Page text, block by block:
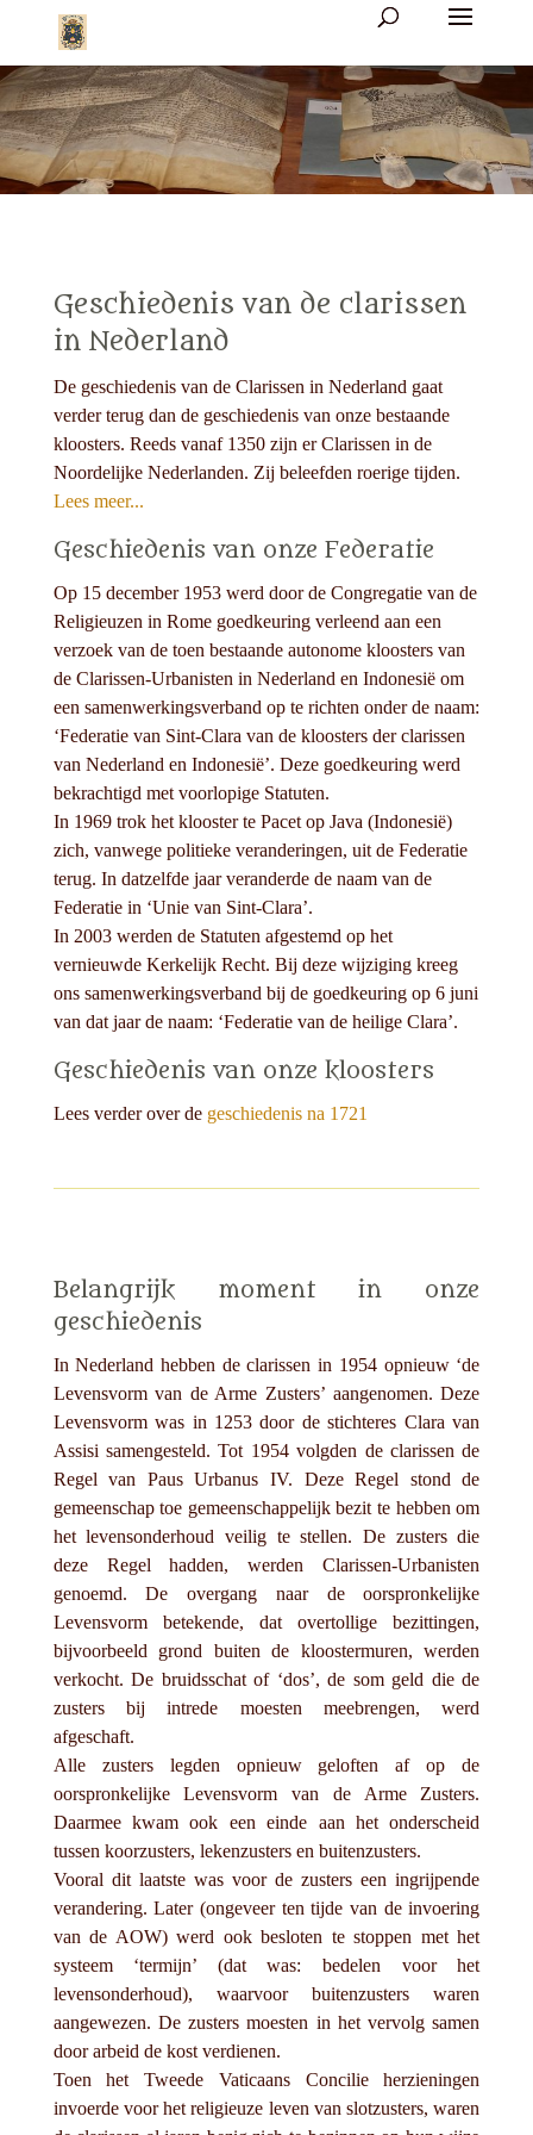
Geschiedenis van de clarissen
in Nederland
De geschiedenis van de Clarissen in Nederland gaat
verder terug dan de geschiedenis van onze bestaande
kloosters. Reeds vanaf 1350 zijn er Clarissen in de
Noordelijke Nederlanden. Zij beleefden roerige tijden.
Lees meer...
Geschiedenis van onze Federatie
Op 15 december 1953 werd door de Congregatie van de
Religieuzen in Rome goedkeuring verleend aan een
verzoek van de toen bestaande autonome kloosters van
de Clarissen-Urbanisten in Nederland en Indonesië om
een samenwerkingsverband op te richten onder de naam:
‘Federatie van Sint-Clara van de kloosters der clarissen
van Nederland en Indonesië’. Deze goedkeuring werd
bekrachtigd met voorlopige Statuten.
In 1969 trok het klooster te Pacet op Java (Indonesië)
zich, vanwege politieke veranderingen, uit de Federatie
terug. In datzelfde jaar veranderde de naam van de
Federatie in ‘Unie van Sint-Clara’.
In 2003 werden de Statuten afgestemd op het
vernieuwde Kerkelijk Recht. Bij deze wijziging kreeg
ons samenwerkingsverband bij de goedkeuring op 6 juni
van dat jaar de naam: ‘Federatie van de heilige Clara’.
Geschiedenis van onze kloosters
Lees verder over de geschiedenis na 1721
Belangrijk moment in onze
geschiedenis
In Nederland hebben de clarissen in 1954 opnieuw ‘de
Levensvorm van de Arme Zusters’ aangenomen. Deze
Levensvorm was in 1253 door de stichteres Clara van
Assisi samengesteld. Tot 1954 volgden de clarissen de
Regel van Paus Urbanus IV. Deze Regel stond de
gemeenschap toe gemeenschappelijk bezit te hebben om
het levensonderhoud veilig te stellen. De zusters die
deze Regel hadden, werden Clarissen-Urbanisten
genoemd. De overgang naar de oorspronkelijke
Levensvorm betekende, dat overtollige bezittingen,
bijvoorbeeld grond buiten de kloostermuren, werden
verkocht. De bruidsschat of ‘dos’, de som geld die de
zusters bij intrede moesten meebrengen, werd
afgeschaft.
Alle zusters legden opnieuw geloften af op de
oorspronkelijke Levensvorm van de Arme Zusters.
Daarmee kwam ook een einde aan het onderscheid
tussen koorzusters, lekenzusters en buitenzusters.
Vooral dit laatste was voor de zusters een ingrijpende
verandering. Later (ongeveer ten tijde van de invoering
van de AOW) werd ook besloten te stoppen met het
systeem ‘termijn’ (dat was: bedelen voor het
levensonderhoud), waarvoor buitenzusters waren
aangewezen. De zusters moesten in het vervolg samen
door arbeid de kost verdienen.
Toen het Tweede Vaticaans Concilie herzieningen
invoerde voor het religieuze leven van slotzusters, waren